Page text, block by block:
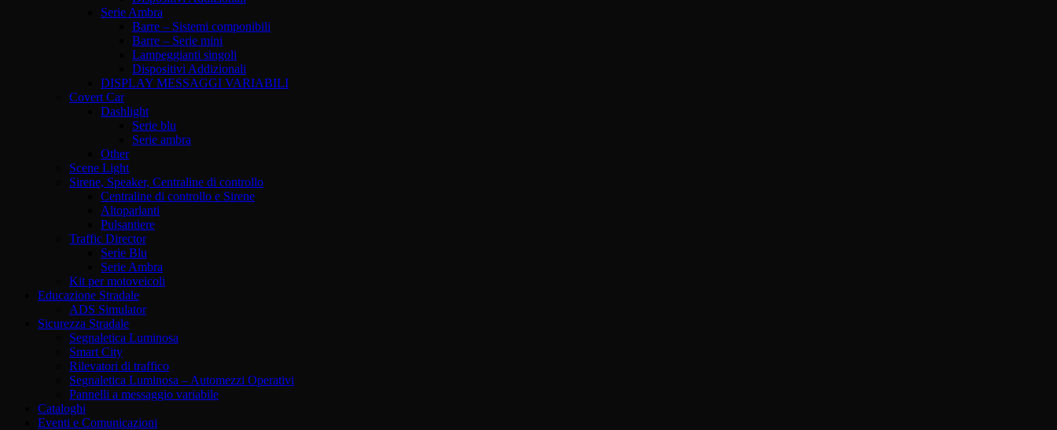
Serie Ambra
Barre – Sistemi componibili
Barre – Serie mini
Lampeggianti singoli
Dispositivi Addizionali
DISPLAY MESSAGGI VARIABILI
Covert Car
Dashlight
Serie blu
Serie ambra
Other
Scene Light
Sirene, Speaker, Centraline di controllo
Centraline di controllo e Sirene
Altoparlanti
Pulsantiere
Traffic Director
Serie Blu
Serie Ambra
Kit per motoveicoli
Educazione Stradale
ADS Simulator
Sicurezza Stradale
Segnaletica Luminosa
Smart City
Rilevatori di traffico
Segnaletica Luminosa – Automezzi Operativi
Pannelli a messaggio variabile
Cataloghi
Eventi e Comunicazioni